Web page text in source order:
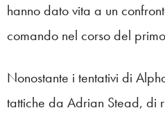
hanno dato vita a un
comando nel corso del
Nonostante i tentativi di
tattiche da Adrian Stead, di